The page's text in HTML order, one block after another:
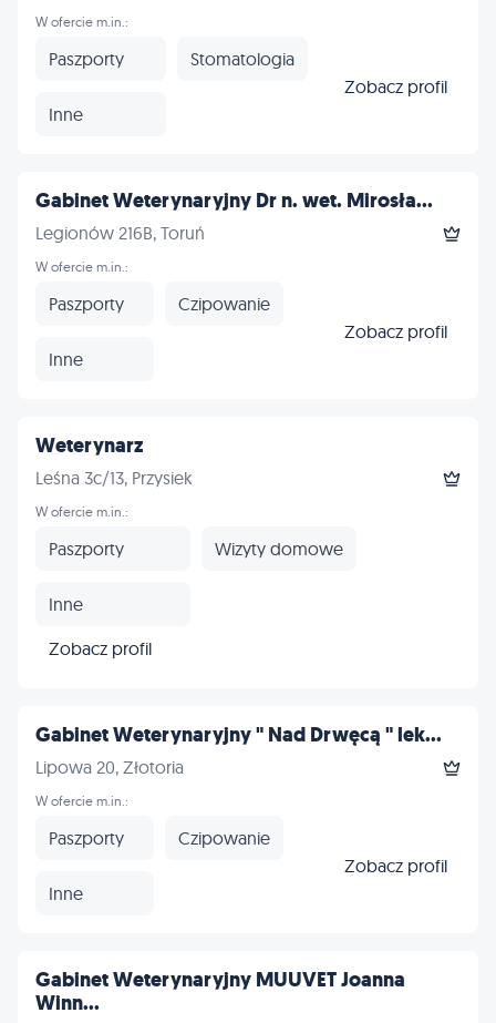
W ofercie m.in.:
Paszporty Stomatologia
Inne
Zobacz profil
Gabinet Weterynaryjny Dr n. wet. Mirosła...
Legionów 216B, Toruń
W ofercie m.in.:
Paszporty Czipowanie
Inne
Zobacz profil
Weterynarz
Leśna 3c/13, Przysiek
W ofercie m.in.:
Paszporty Wizyty domowe
Inne
Zobacz profil
Gabinet Weterynaryjny " Nad Drwęcą " lek...
Lipowa 20, Złotoria
W ofercie m.in.:
Paszporty Czipowanie
Inne
Zobacz profil
Gabinet Weterynaryjny MUUVET Joanna
Winn...